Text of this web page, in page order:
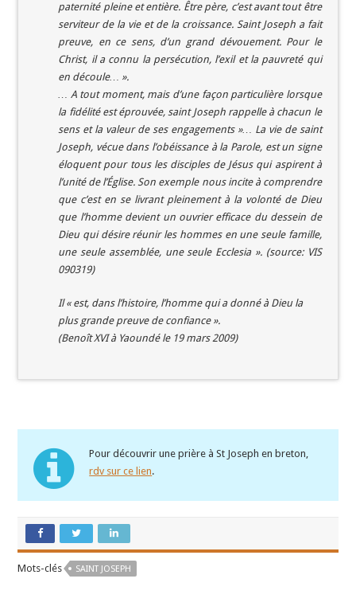
paternité pleine et entière. Être père, c’est avant tout être
serviteur de la vie et de la croissance. Saint Joseph a fait
preuve, en ce sens, d’un grand dévouement. Pour le
Christ, il a connu la persécution, l’exil et la pauvreté qui
en découle… ».
… A tout moment, mais d’une façon particulière lorsque
la fidélité est éprouvée, saint Joseph rappelle à chacun le
sens et la valeur de ses engagements »… La vie de saint
Joseph, vécue dans l’obéissance à la Parole, est un signe
éloquent pour tous les disciples de Jésus qui aspirent à
l’unité de l’Église. Son exemple nous incite à comprendre
que c’est en se livrant pleinement à la volonté de Dieu
que l’homme devient un ouvrier efficace du dessein de
Dieu qui désire réunir les hommes en une seule famille,
une seule assemblée, une seule Ecclesia ». (source: VIS
090319)
Il « est, dans l’histoire, l’homme qui a donné à Dieu la
plus grande preuve de confiance ».
(Benoît XVI à Yaoundé le 19 mars 2009)
Pour découvrir une prière à St Joseph en breton,
rdv sur ce lien.
Mots-clés SAINT JOSEPH